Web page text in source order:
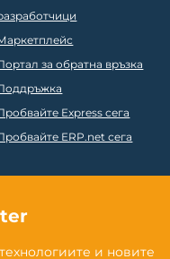
за обратна връзка
Express сега
ERP.net сега
и новите